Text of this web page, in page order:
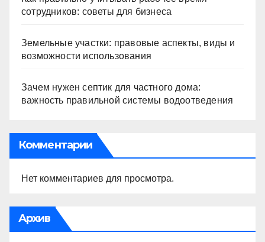
сотрудников: советы для бизнеса
Земельные участки: правовые аспекты, виды и
возможности использования
Зачем нужен септик для частного дома:
важность правильной системы водоотведения
Комментарии
Нет комментариев для просмотра.
Архив